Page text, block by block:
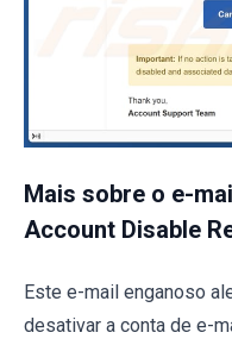
Mais sobre o e-
Account Disable
Este e-mail enganoso
desativar a conta de e-